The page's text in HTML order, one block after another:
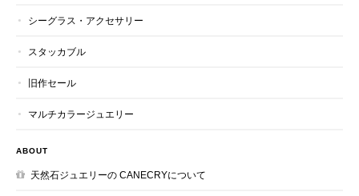
シーグラス・アクセサリー
スタッカブル
旧作セール
マルチカラージュエリー
ABOUT
天然石ジュエリーの CANECRYについて